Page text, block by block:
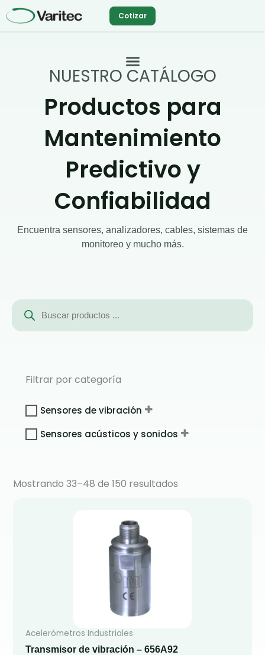
al
Cotizar
NUESTRO CATÁLOGO
Productos para
Mantenimiento
Predictivo y
Confiabilidad
Encuentra sensores, analizadores, cables, sistemas de
monitoreo y mucho más.
Búsqueda
productos
Filtrar por categoría
Sensores de vibración
Sensores acústicos y sonidos
Mostrando 33–48 de 150 resultados
Acelerómetros Industriales
Transmisor de vibración – 656A92